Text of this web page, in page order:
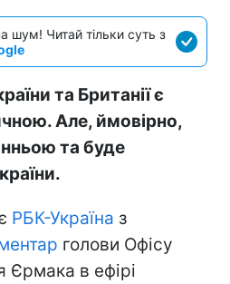
шум! Читай тільки суть з
та Британії є
Але, ймовірно,
та буде
РБК-Україна з
голови Офісу
Єрмака в ефірі